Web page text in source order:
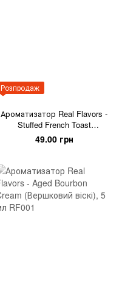
Розпродаж
Ароматизатор Real Flavors -
Stuffed French Toast
(Французький тост), 5 мл
49.00 грн